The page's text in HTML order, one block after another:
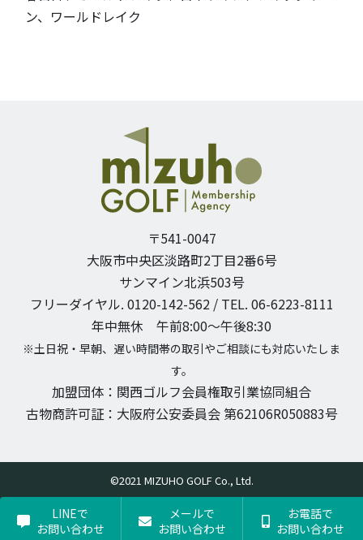
ン、ワールドレイク
〒541-0047
大阪市中央区淡路町2丁目2番6号
サンマイン北浜503号
フリーダイヤル. 0120-142-562 / TEL. 06-6223-8111
年中無休 午前8:00〜午後8:30
※土日祝・早朝、遅い時間帯の取引やご相談にも対応いたしま
す。
加盟団体：関西ゴルフ会員権取引業協同組合
古物商許可証：大阪府公安委員会 第62106R050883号
©2021 MIZUHO GOLF Co., Ltd.
LINEで
お問い合わせ
メールで
お問い合わせ
お電話で
お問い合わせ